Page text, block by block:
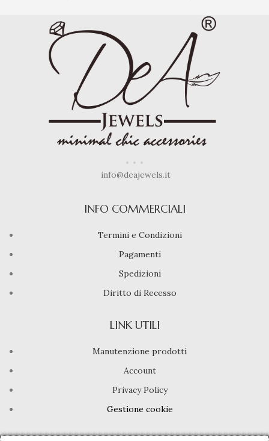
info@deajewels.it
INFO COMMERCIALI
Termini e Condizioni
Pagamenti
Spedizioni
Diritto di Recesso
LINK UTILI
Manutenzione prodotti
Account
Privacy Policy
Gestione cookie